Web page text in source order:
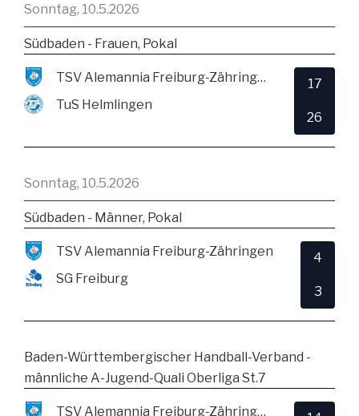
Sonntag, 10.5.2026
Südbaden - Frauen, Pokal
TSV Alemannia Freiburg-Zähringen
TuS Helmlingen
17
26
Sonntag, 10.5.2026
Südbaden - Männer, Pokal
TSV Alemannia Freiburg-Zähringen
SG Freiburg
4
3
Baden-Württembergischer Handball-Verband -
männliche A-Jugend-Quali Oberliga St.7
TSV Alemannia Freiburg-Zähringen